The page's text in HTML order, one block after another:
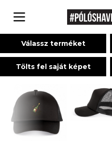
Válassz terméket
Tölts fel saját képet